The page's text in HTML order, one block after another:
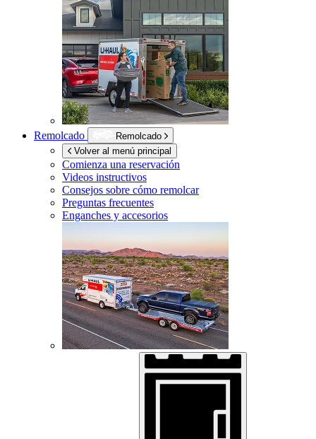
Remolcado
Remolcado
Volver al menú principal
Comienza una reservación
Videos instructivos
Consejos sobre cómo remolcar
Preguntas frecuentes
Enganches y accesorios